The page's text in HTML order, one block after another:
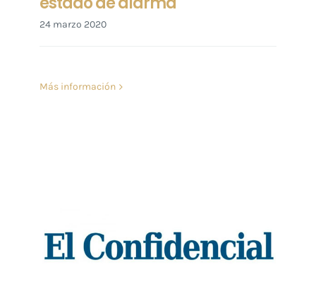
24 marzo 2020
Más información